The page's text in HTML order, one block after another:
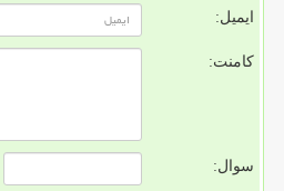
ایمیل:
کامنت:
سوال: